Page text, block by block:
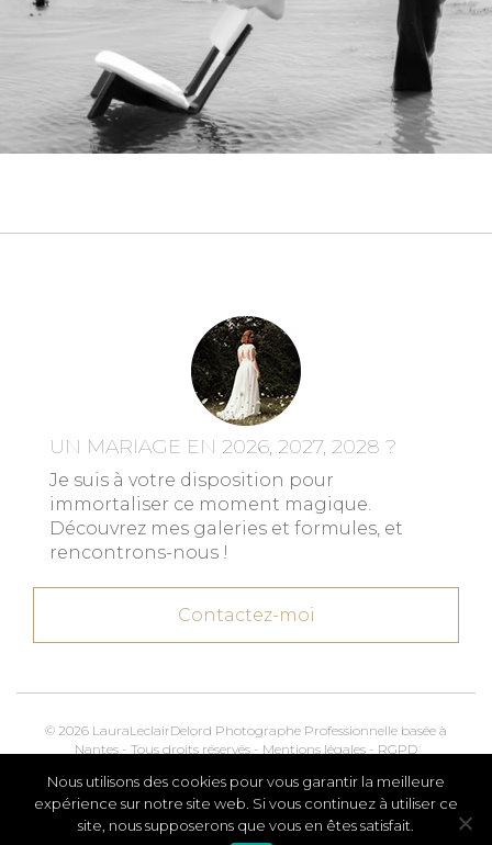
UN MARIAGE EN 2026, 2027, 2028 ?
Je suis à votre disposition pour
immortaliser ce moment magique.
Découvrez mes galeries et formules, et
rencontrons-nous !
Contactez-moi
© 2026 LauraLeclairDelord Photographe Professionnelle basée à
Nantes - Tous droits réservés - Mentions légales - RGPD
Kroox.ioMarketing, Creative & Digital
Nous utilisons des cookies pour vous garantir la meilleure
expérience sur notre site web. Si vous continuez à utiliser ce
site, nous supposerons que vous en êtes satisfait.